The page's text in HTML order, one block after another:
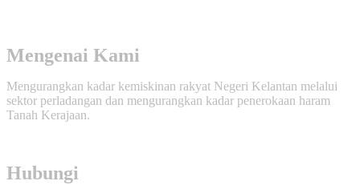
Mengenai Kami
Mengurangkan kadar kemiskinan rakyat Negeri Kelantan melalui
sektor perladangan dan mengurangkan kadar penerokaan haram
Tanah Kerajaan.
Hubungi